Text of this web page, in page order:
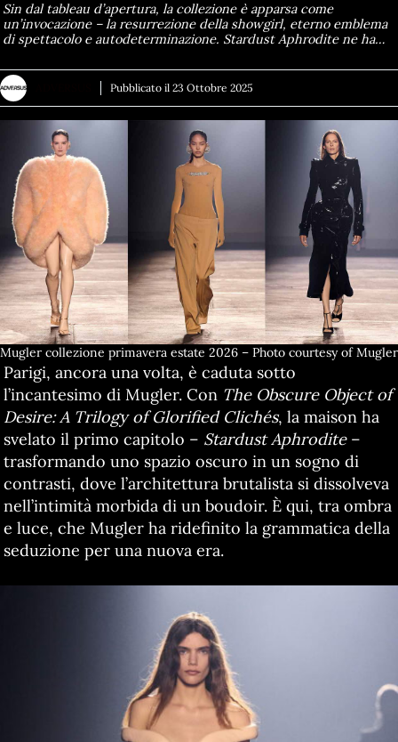
Sin dal tableau d’apertura, la collezione è apparsa come
un’invocazione – la resurrezione della showgirl, eterno emblema
di spettacolo e autodeterminazione. Stardust Aphrodite ne ha…
Pubblicato il 23 Ottobre 2025
Mugler collezione primavera estate 2026 – Photo courtesy of Mugler
Parigi, ancora una volta, è caduta sotto
l’incantesimo di Mugler. Con The Obscure Object of
Desire: A Trilogy of Glorified Clichés, la maison ha
svelato il primo capitolo – Stardust Aphrodite–
trasformando uno spazio oscuro in un sogno di
contrasti, dove l’architettura brutalista si dissolveva
nell’intimità morbida di un boudoir. È qui, tra ombra
e luce, che Mugler ha ridefinito la grammatica della
seduzione per una nuova era.